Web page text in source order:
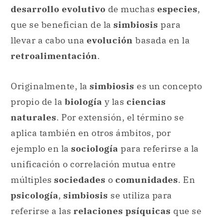
desarrollo evolutivo de muchas especies,
que se benefician de la simbiosis para
llevar a cabo una evolución basada en la
retroalimentación.
Originalmente, la simbiosis es un concepto
propio de la biología y las ciencias
naturales. Por extensión, el término se
aplica también en otros ámbitos, por
ejemplo en la sociología para referirse a la
unificación o correlación mutua entre
múltiples sociedades o comunidades. En
psicología, simbiosis se utiliza para
referirse a las relaciones psíquicas que se